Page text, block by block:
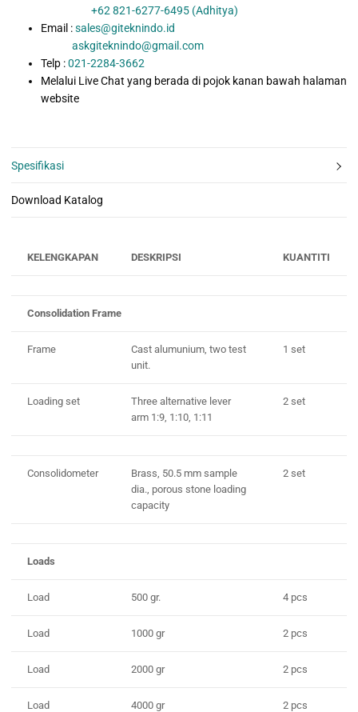
+62 821-6277-6495 (Adhitya)
Email :sales@giteknindo.id
askgiteknindo@gmail.com
Telp :021-2284-3662
Melalui Live Chat yang berada di pojok kanan bawah halaman
website
Spesifikasi
Download Katalog
KELENGKAPAN DESKRIPSI KUANTITI
Consolidation Frame
Frame
Cast alumunium, two test
unit.
1 set
Loading set
Three alternative lever
arm 1:9, 1:10, 1:11
2 set
Consolidometer
Brass, 50.5 mm sample
dia., porous stone loading
capacity
2 set
Loads
Load 500 gr. 4 pcs
Load 1000 gr 2 pcs
Load 2000 gr 2 pcs
Load 4000 gr 2 pcs